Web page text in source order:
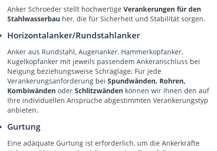
Anker Schroeder stellt hochwertige Verankerungen für den
Stahlwasserbau her, die für Sicherheit und Stabilität sorgen.
Horizontalanker/Rundstahlanker
Anker aus Rundstahl, Augenanker, Hammerkopfanker,
Kugelkopfanker mit jeweils passendem Ankeranschluss bei
Neigung beziehungsweise Schräglage: Für jede
Verankerungsanforderung bei Spundwänden, Rohren,
Kombiwänden oder Schlitzwänden können wir Ihnen den auf
Ihre individuellen Ansprüche abgestimmten Verankerungstyp
anbieten.
Gurtung
Eine adäquate Gurtung ist erforderlich, um die Ankerkräfte